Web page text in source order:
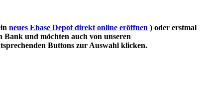
neues Ebase Depot direkt online eröffnen ) oder erstmal
und möchten auch von unseren
Buttons zur Auswahl klicken.